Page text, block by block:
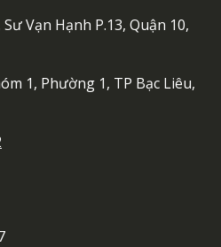
Vạn Hạnh P.13, Quận 10,
1, Phường 1, TP Bạc Liêu,